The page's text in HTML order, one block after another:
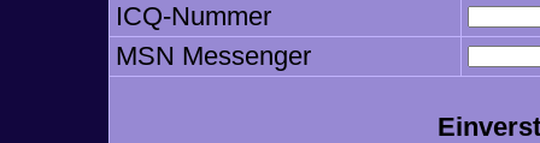
ICQ-Nummer
MSN Messenger